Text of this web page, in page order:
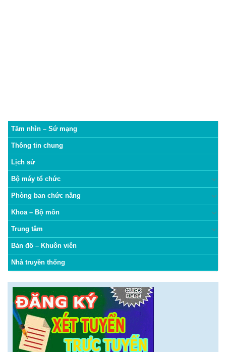
Tầm nhìn – Sứ mạng
Thông tin chung
Lịch sử
Bộ máy tổ chức
Phòng ban chức năng
Khoa – Bộ môn
Trung tâm
Bản đồ – Khuôn viên
Nhà truyền thống